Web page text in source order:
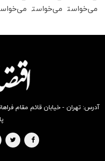
می‌خواستی می‌خواستی
بخر !
آدرس: تهران - خیابان قائم مقام